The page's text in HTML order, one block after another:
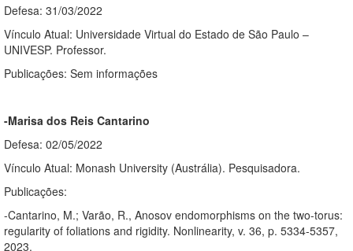
Defesa: 31/03/2022
Vínculo Atual: Universidade Virtual do Estado de São Paulo –
UNIVESP. Professor.
Publicações: Sem informações
-Marisa dos Reis Cantarino
Defesa: 02/05/2022
Vínculo Atual: Monash University (Austrália). Pesquisadora.
Publicações:
-Cantarino, M.; Varão, R., Anosov endomorphisms on the two-torus:
regularity of foliations and rigidity. Nonlinearity, v. 36, p. 5334-5357,
2023.